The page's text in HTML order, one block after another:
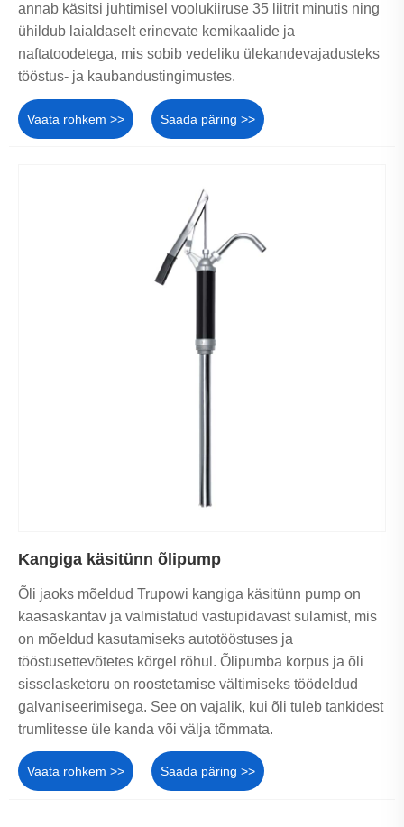
annab käsitsi juhtimisel voolukiiruse 35 liitrit minutis ning
ühildub laialdaselt erinevate kemikaalide ja
naftatoodetega, mis sobib vedeliku ülekandevajadusteks
tööstus- ja kaubandustingimustes.
Vaata rohkem >> Saada päring >>
Kangiga käsitünn õlipump
Õli jaoks mõeldud Trupowi kangiga käsitünn pump on
kaasaskantav ja valmistatud vastupidavast sulamist, mis
on mõeldud kasutamiseks autotööstuses ja
tööstusettevõtetes kõrgel rõhul. Õlipumba korpus ja õli
sisselasketoru on roostetamise vältimiseks töödeldud
galvaniseerimisega. See on vajalik, kui õli tuleb tankidest
trumlitesse üle kanda või välja tõmmata.
Vaata rohkem >> Saada päring >>